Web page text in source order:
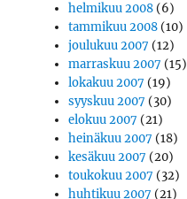
helmikuu 2008 (6)
tammikuu 2008 (10)
joulukuu 2007 (12)
marraskuu 2007 (15)
lokakuu 2007 (19)
syyskuu 2007 (30)
elokuu 2007 (21)
heinäkuu 2007 (18)
kesäkuu 2007 (20)
toukokuu 2007 (32)
huhtikuu 2007 (21)